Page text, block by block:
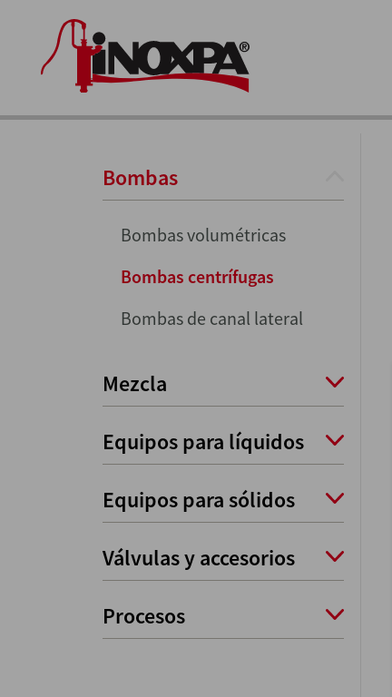
Bombas
Bombas volumétricas
Bombas centrífugas
Bombas de canal lateral
Mezcla
Equipos para líquidos
Equipos para sólidos
Válvulas y accesorios
Procesos